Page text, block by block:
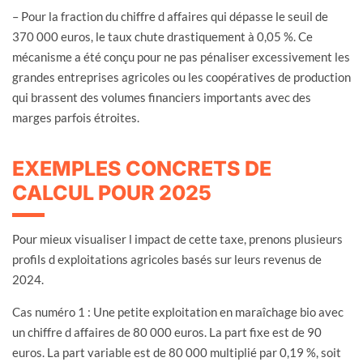
– Pour la fraction du chiffre d affaires qui dépasse le seuil de
370 000 euros, le taux chute drastiquement à 0,05 %. Ce
mécanisme a été conçu pour ne pas pénaliser excessivement les
grandes entreprises agricoles ou les coopératives de production
qui brassent des volumes financiers importants avec des
marges parfois étroites.
EXEMPLES CONCRETS DE
CALCUL POUR 2025
Pour mieux visualiser l impact de cette taxe, prenons plusieurs
profils d exploitations agricoles basés sur leurs revenus de
2024.
Cas numéro 1 : Une petite exploitation en maraîchage bio avec
un chiffre d affaires de 80 000 euros. La part fixe est de 90
euros. La part variable est de 80 000 multiplié par 0,19 %, soit